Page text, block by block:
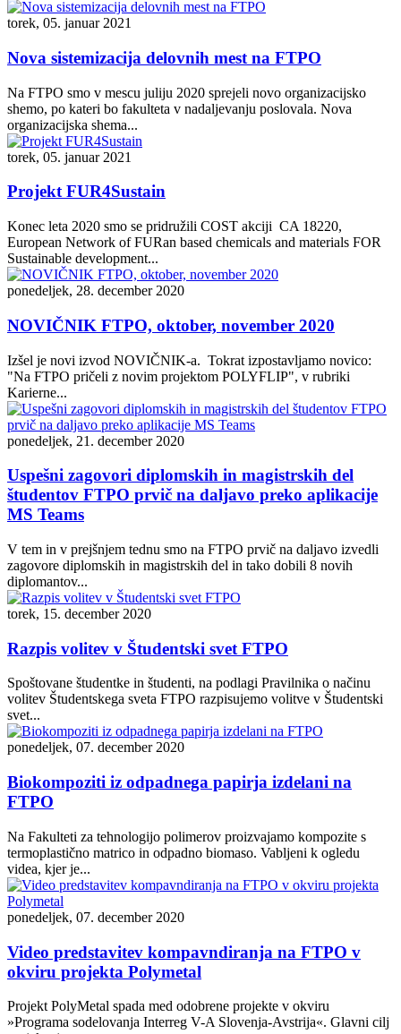
torek, 05. januar 2021
Nova sistemizacija delovnih mest na FTPO
Na FTPO smo v mescu juliju 2020 sprejeli novo organizacijsko
shemo, po kateri bo fakulteta v nadaljevanju poslovala. Nova
organizacijska shema...
torek, 05. januar 2021
Projekt FUR4Sustain
Konec leta 2020 smo se pridružili COST akciji CA 18220,
European Network of FURan based chemicals and materials FOR
Sustainable development...
ponedeljek, 28. december 2020
NOVIČNIK FTPO, oktober, november 2020
Izšel je novi izvod NOVIČNIK-a. Tokrat izpostavljamo novico:
"Na FTPO pričeli z novim projektom POLYFLIP", v rubriki
Karierne...
ponedeljek, 21. december 2020
Uspešni zagovori diplomskih in magistrskih del
študentov FTPO prvič na daljavo preko aplikacije
MS Teams
V tem in v prejšnjem tednu smo na FTPO prvič na daljavo izvedli
zagovore diplomskih in magistrskih del in tako dobili 8 novih
diplomantov...
torek, 15. december 2020
Razpis volitev v Študentski svet FTPO
Spoštovane študentke in študenti, na podlagi Pravilnika o načinu
volitev Študentskega sveta FTPO razpisujemo volitve v Študentski
svet...
ponedeljek, 07. december 2020
Biokompoziti iz odpadnega papirja izdelani na
FTPO
Na Fakulteti za tehnologijo polimerov proizvajamo kompozite s
termoplastično matrico in odpadno biomaso. Vabljeni k ogledu
videa, kjer je...
ponedeljek, 07. december 2020
Video predstavitev kompavndiranja na FTPO v
okviru projekta Polymetal
Projekt PolyMetal spada med odobrene projekte v okviru
»Programa sodelovanja Interreg V-A Slovenja-Avstrija«. Glavni cilj